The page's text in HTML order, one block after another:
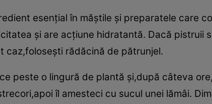
esenţial în măştile şi preparatele care
şi are acţiune hidratantă. Dacă pistruii
caz,foloseşti rădăcină de pătrunjel.
peste o lingură de plantă şi,după câteva
îl amesteci cu sucul unei lămâi.